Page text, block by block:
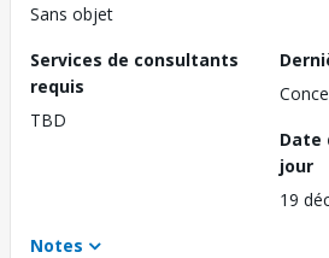
Sans objet
Services de consultants
requis
TBD
Date
jour
19
Notes